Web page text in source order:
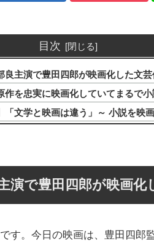
目次
良主演で豊田四郎が映画化した文
作を忠実に映画化していてまるで
「文学と映画は違う」～ 小説を映
演で豊田四郎が映画化
す。今日の映画は、豊田四郎